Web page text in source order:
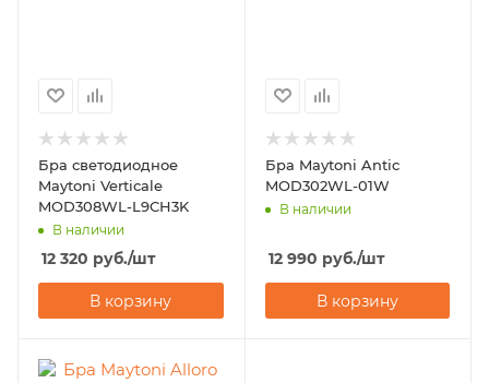
Бра светодиодное
Maytoni Verticale
MOD308WL-L9CH3K
В наличии
12 320 руб./шт
В корзину
Бра Maytoni Antic
MOD302WL-01W
В наличии
12 990 руб./шт
В корзину